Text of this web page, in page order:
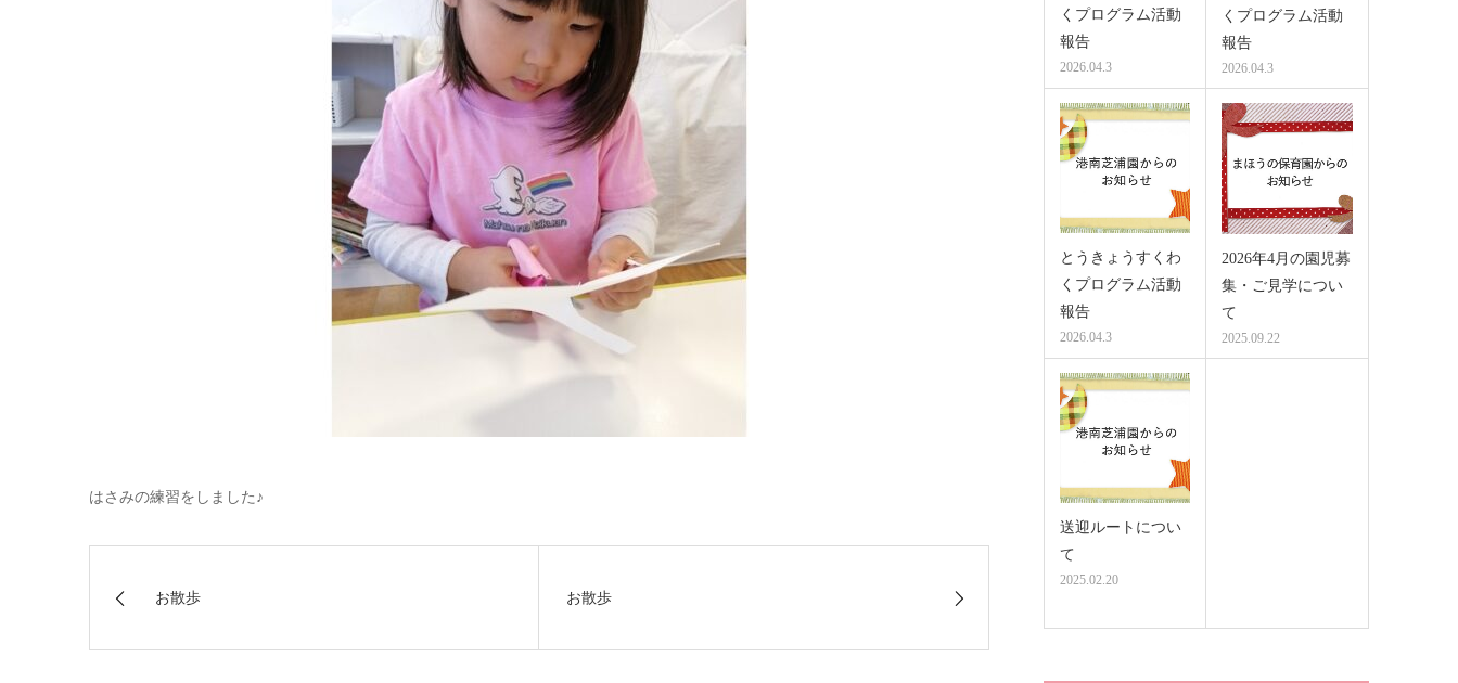
はさみの練習をしました♪
お散歩 お散歩
くプログラム活動
報告
2026.04.3
くプログラム活動
報告
2026.04.3
とうきょうすくわ
くプログラム活動
報告
2026.04.3
2026年4月の園児募
集・ご見学につい
て
2025.09.22
送迎ルートについ
て
2025.02.20